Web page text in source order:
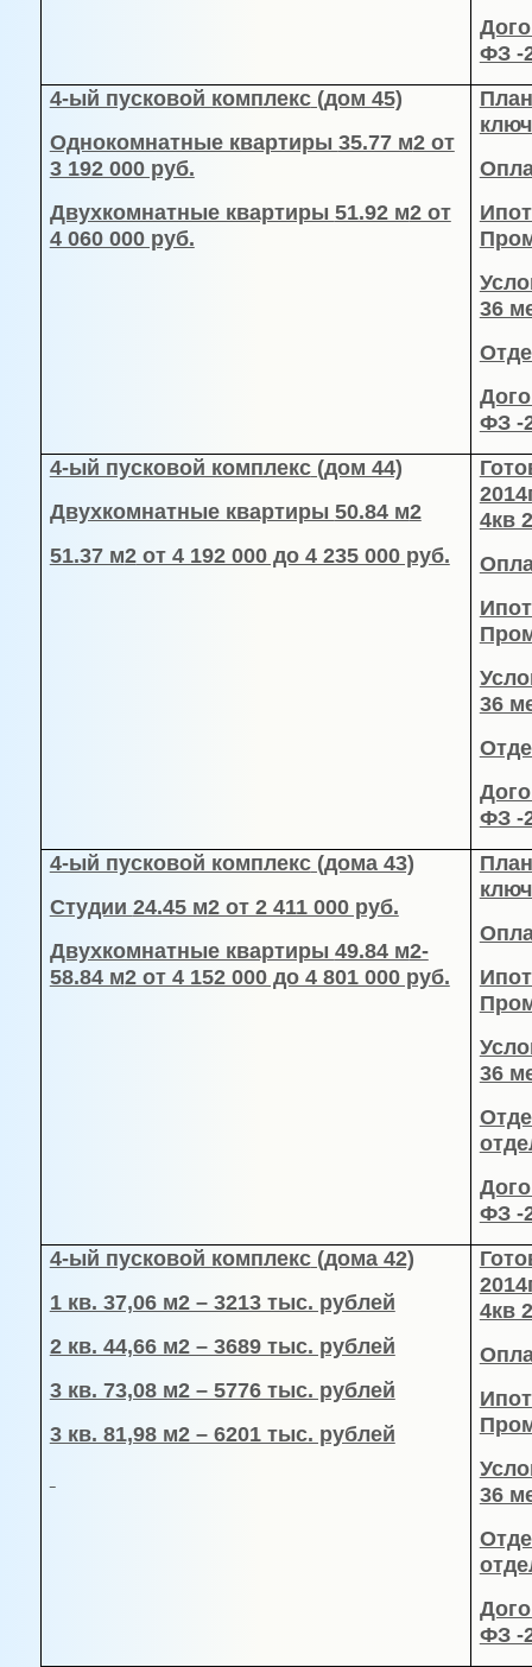
ФЗ -
4-ый пусковой комплекс(дом 45)
Однокомнатные квартиры 35.77 м2 от
3 192 000 руб.
Двухкомнатные квартиры 51.92 м2 от
4 060 000 руб.
36
ФЗ -
4-ый пусковой комплекс(дом 44)
Двухкомнатные квартиры 50.84 м2
51.37 м2от 4 192 000 до 4 235 000 руб.
4кв
36
ФЗ -
4-ый пусковой комплекс(дома 43)
Студии 24.45 м2 от 2 411 000 руб.
Двухкомнатные квартиры 49.84 м2-
58.84 м2 от 4 152 000 до 4 801 000 руб.
36
ФЗ -
4-ый пусковой комплекс(дома 42)
1 кв. 37,06 м2 – 3213 тыс. рублей
2 кв. 44,66 м2 – 3689 тыс. рублей
3 кв. 73,08 м2 – 5776 тыс. рублей
3 кв. 81,98 м2 – 6201 тыс. рублей
4кв
36
ФЗ -